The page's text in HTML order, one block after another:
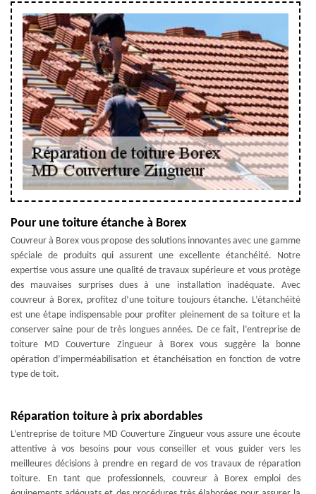
Pour une toiture étanche à Borex
Couvreur à Borex vous propose des solutions innovantes avec une gamme
spéciale de produits qui assurent une excellente étanchéité. Notre
expertise vous assure une qualité de travaux supérieure et vous protège
des mauvaises surprises dues à une installation inadéquate. Avec
couvreur à Borex, profitez d’une toiture toujours étanche. L’étanchéité
est une étape indispensable pour profiter pleinement de sa toiture et la
conserver saine pour de très longues années. De ce fait, l’entreprise de
toiture MD Couverture Zingueur à Borex vous suggère la bonne
opération d’imperméabilisation et étanchéisation en fonction de votre
type de toit.
Réparation toiture à prix abordables
L’entreprise de toiture MD Couverture Zingueur vous assure une écoute
attentive à vos besoins pour vous conseiller et vous guider vers les
meilleures décisions à prendre en regard de vos travaux de réparation
toiture. En tant que professionnels, couvreur à Borex emploi des